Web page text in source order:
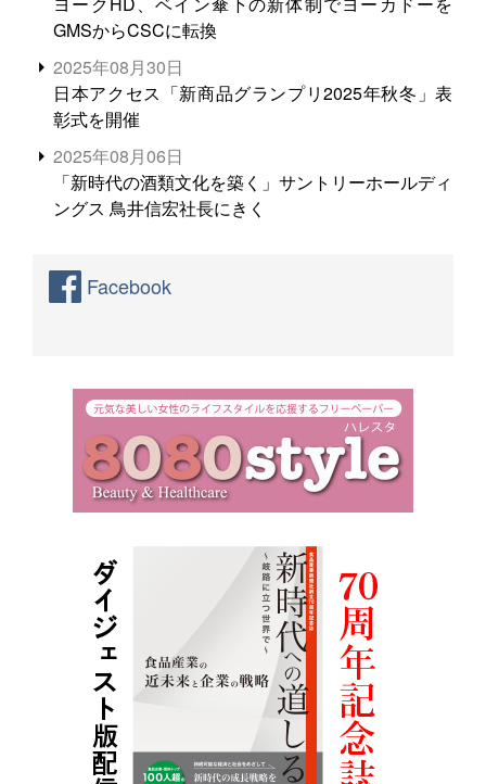
GMSからCSCに転換
2025年08月30日
日本アクセス「新商品グランプリ2025年秋冬」表
彰式を開催
2025年08月06日
「新時代の酒類文化を築く」サントリーホールディ
ングス 鳥井信宏社長にきく
Facebook